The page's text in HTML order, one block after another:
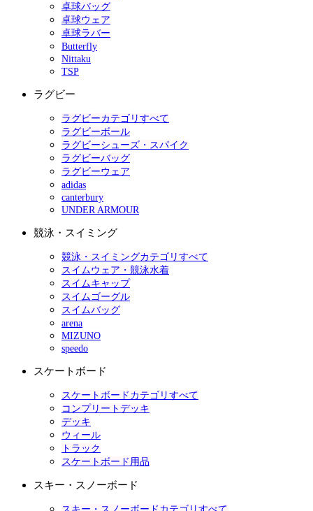
卓球バッグ
卓球ウェア
卓球ラバー
Butterfly
Nittaku
TSP
ラグビー
ラグビーカテゴリすべて
ラグビーボール
ラグビーシューズ・スパイク
ラグビーバッグ
ラグビーウェア
adidas
canterbury
UNDER ARMOUR
競泳・スイミング
競泳・スイミングカテゴリすべて
スイムウェア・競泳水着
スイムキャップ
スイムゴーグル
スイムバッグ
arena
MIZUNO
speedo
スケートボード
スケートボードカテゴリすべて
コンプリートデッキ
デッキ
ウィール
トラック
スケートボード用品
スキー・スノーボード